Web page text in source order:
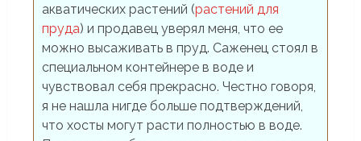
акватических растений (растений для
пруда) и продавец уверял меня, что ее
можно высаживать в пруд. Саженец стоял в
специальном контейнере в воде и
чувствовал себя прекрасно. Честно говоря,
я не нашла нигде больше подтверждений,
что хосты могут расти полностью в воде.